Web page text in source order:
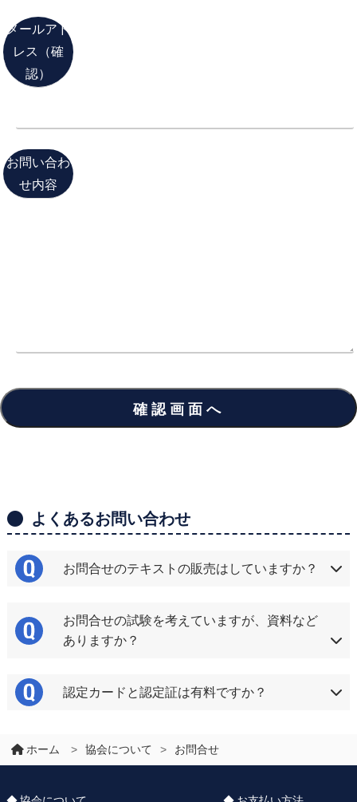
メールアド
レス（確
認）
お問い合わ
せ内容
よくあるお問い合わせ
お問合せのテキストの販売はしていますか？
お問合せの試験を考えていますが、資料など
ありますか？
認定カードと認定証は有料ですか？
ホーム > 協会について > お問合せ